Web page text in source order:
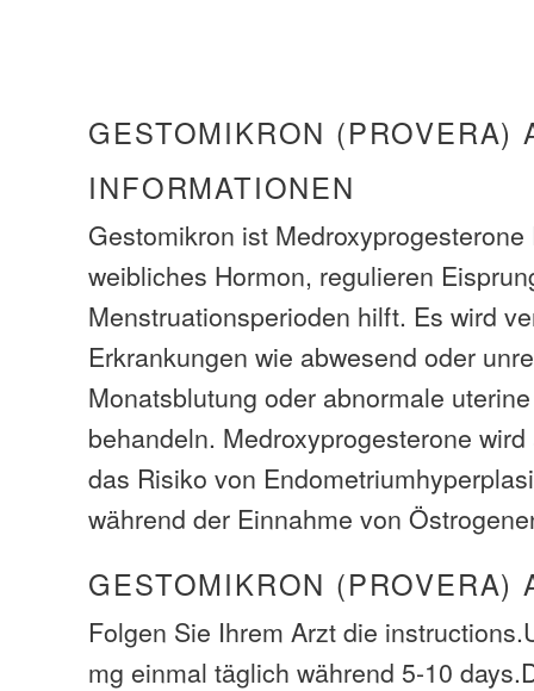
GESTOMIKRON (PROVERA)
INFORMATIONEN
Gestomikron ist
weibliches Hormon, regulieren
Menstruationsperioden hilft. Es wird
Erkrankungen wie abwesend oder
Monatsblutung oder abnormale
behandeln. Medroxyprogesterone
das Risiko von
während der Einnahme von
GESTOMIKRON (PROVERA)
Folgen Sie Ihrem Arzt die
mg einmal täglich während 5-10